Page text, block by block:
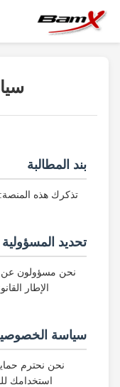
بند المطالبة
تذكرك هذه المنصة:
تحديد المسؤولية
نحن مسؤولون عن
الإطار
سياسة
نحن نحترم
استخدامك